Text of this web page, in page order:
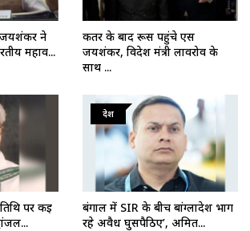
ने
महाव...
कतर के बाद रूस पहुंचे एस
जयशंकर, विदेश मंत्री लावरोव के
साथ ...
पर कई
देश
बंगाल में SIR के बीच बांग्लादेश भाग
रहे अवैध घुसपैठिए’, अमित...